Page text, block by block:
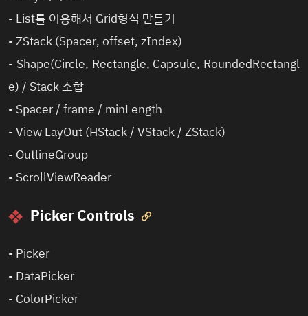
- List를 이용해서 Grid형식 만들기
-ZStack (Spacer, offset, zIndex)
- Shape(Circle, Rectangle, Capsule, RoundedRectangl
e) / Stack 조합
- Spacer / frame / minLength
-View LayOut (HStack / VStack / ZStack)
- OutlineGroup
- ScrollViewReader
Picker Controls 
- Picker
- DataPicker
- ColorPicker